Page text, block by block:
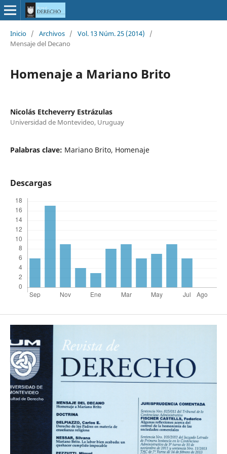
Inicio / Archivos / Vol. 13 Núm. 25 (2014)
/
Mensaje del Decano
Homenaje a Mariano Brito
Nicolás Etcheverry Estrázulas
Universidad de Montevideo, Uruguay
Palabras clave: Mariano Brito, Homenaje
Descargas